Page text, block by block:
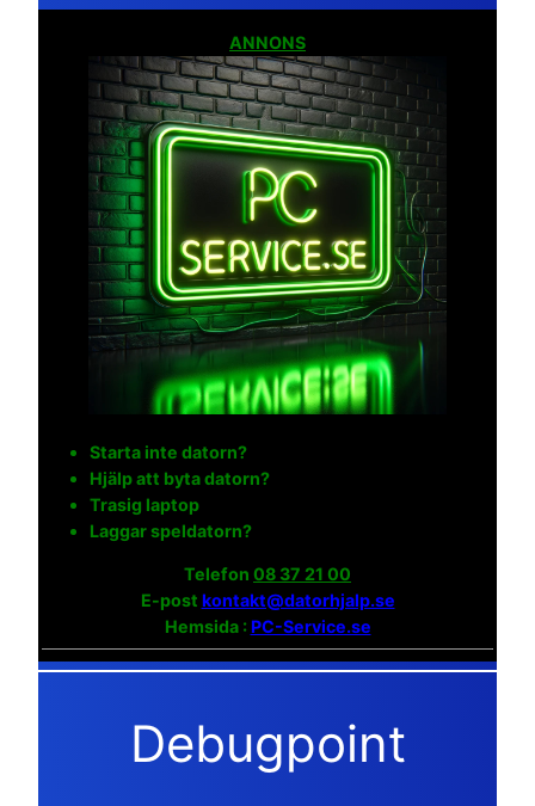
ANNONS
Starta inte datorn?
Hjälp att byta datorn?
Trasig laptop
Laggar speldatorn?
Telefon 08 37 21 00
E-post kontakt@datorhjalp.se
Hemsida :PC-Service.se
Debugpoint